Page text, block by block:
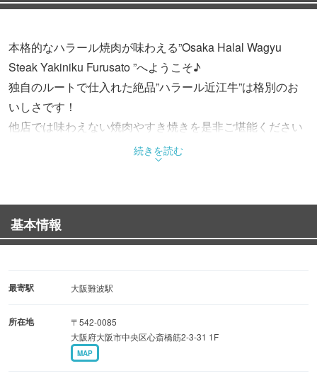
本格的なハラール焼肉が味わえる”Osaka Halal Wagyu
Steak Yakiniku Furusato ”へようこそ♪
独自のルートで仕入れた絶品”ハラール近江牛”は格別のお
いしさです！
他店では味わえない焼肉やすき焼きを是非ご堪能ください
続きを読む
基本情報
最寄駅 大阪難波駅
所在地
〒542-0085
大阪府大阪市中央区心斎橋筋2-3-31 1F
MAP